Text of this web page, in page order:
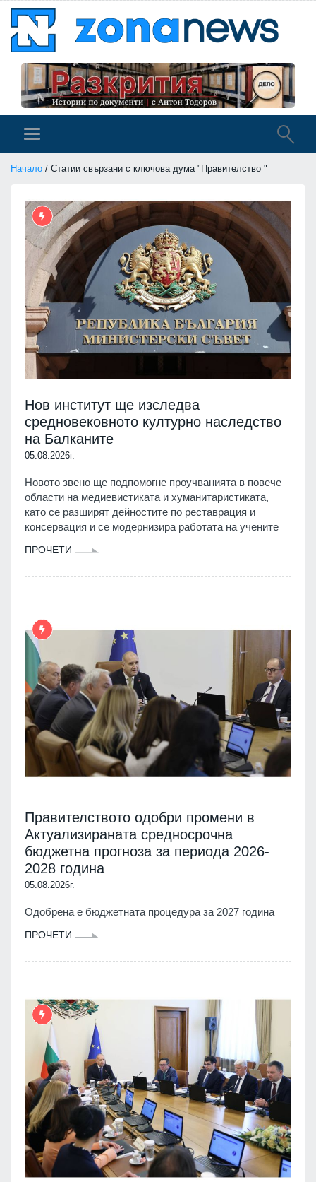
Начало / Статии свързани с ключова дума "Правителство "
Нов институт ще изследва
средновековното културно наследство
на Балканите
05.08.2026г.
Новото звено ще подпомогне проучванията в повече
области на медиевистиката и хуманитаристиката,
като се разширят дейностите по реставрация и
консервация и се модернизира работата на учените
ПРОЧЕТИ
Правителството одобри промени в
Актуализираната средносрочна
бюджетна прогноза за периода 2026-
2028 година
05.08.2026г.
Одобрена е бюджетната процедура за 2027 година
ПРОЧЕТИ